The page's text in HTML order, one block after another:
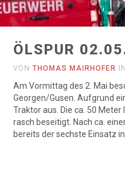
ÖLSPUR
VONTHOMAS MAIRHOFER IN
Am Vormittag des 2. Mai
Georgen/Gusen. Aufgrund
Traktor aus. Die ca. 50
rasch beseitigt. Nach ca.
bereits der sechste Einsatz